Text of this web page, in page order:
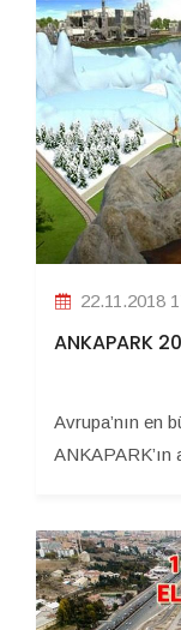
22.11.2018
ANKAPARK
Avrupa’nın en
ANKAPARK’ın